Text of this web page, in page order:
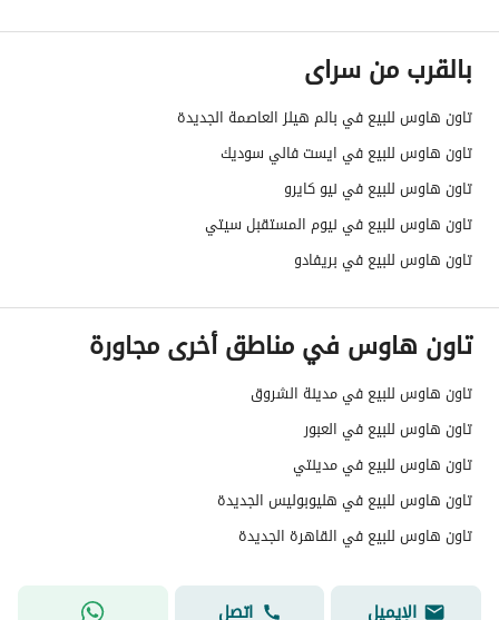
بالقرب من سراى
تاون هاوس للبيع في بالم هيلز العاصمة الجديدة
تاون هاوس للبيع في ايست فالي سوديك
تاون هاوس للبيع في نيو كايرو
تاون هاوس للبيع في نيوم المستقبل سيتي
تاون هاوس للبيع في بريفادو
تاون هاوس في مناطق أخرى مجاورة
تاون هاوس للبيع في مدينة الشروق
تاون هاوس للبيع في العبور
تاون هاوس للبيع في مدينتي
تاون هاوس للبيع في هليوبوليس الجديدة
تاون هاوس للبيع في القاهرة الجديدة
الإيميل اتصل